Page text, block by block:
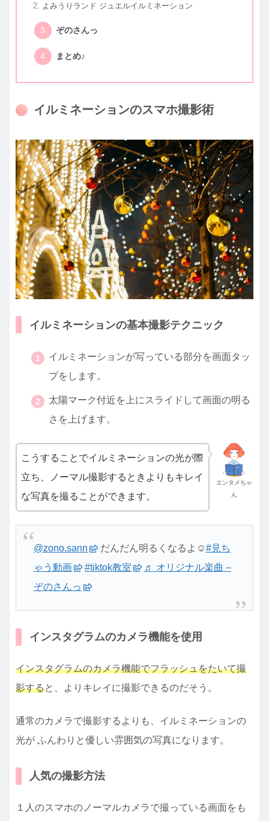
よみうりランド ジュエルイルミネーション
ぞのさんっ
まとめ♪
イルミネーションのスマホ撮影術
イルミネーションの基本撮影テクニック
イルミネーションが写っている部分を画面タッ
プをします。
太陽マーク付近を上にスライドして画面の明る
さを上げます。
エンタメちゃ
ん
こうすることでイルミネーションの光が際
立ち、ノーマル撮影するときよりもキレイ
な写真を撮ることができます。
@zono.sann だんだん明るくなるよ☺️#見ち
ゃう動画
#tiktok教室
♬ オリジナル楽曲 –
ぞのさんっ
インスタグラムのカメラ機能を使用
インスタグラムのカメラ機能でフラッシュをたいて撮
影すると、よりキレイに撮影できるのだそう。
通常のカメラで撮影するよりも、イルミネーションの
光が ふんわりと優しい雰囲気の写真になります。
人気の撮影方法
１人のスマホのノーマルカメラで撮っている画面をも